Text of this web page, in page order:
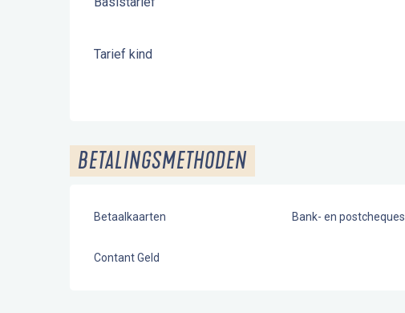
Tarief kind
BETALINGSMETHODEN
Betaalkaarten Bank- en postcheques
Contant Geld